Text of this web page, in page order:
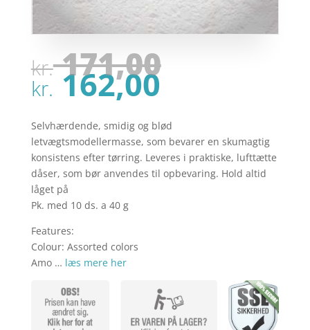
kr.171,00Den
var:
kr.
kr.162,00Den
pris
er:
kr.
Selvhærdende, smidig og blød
letvægtsmodellermasse, som bevarer en skumagtig
konsistens efter tørring. Leveres i praktiske, lufttætte
dåser, som bør anvendes til opbevaring. Hold altid
låget på
Pk. med 10 ds. a 40 g
Features:
Colour: Assorted colors
Amo … læs mere her